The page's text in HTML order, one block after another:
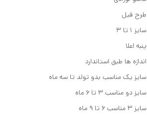
طرح فیل
سایز ۱ تا ۳
پنبه اعلا
اندازه ها طبق استاندارد
سایز یک مناسب بدو تولد تا سه ماه
سایز دو مناسب ۳ تا ۶ ماه
سایز ۳ مناسب ۶ تا ۹ ماه